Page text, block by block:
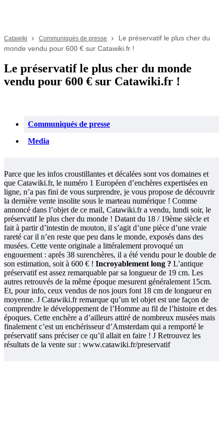
Catawiki Communiqués de presse
Le préservatif le plus cher du
monde vendu pour 600 € sur Catawiki.fr !
Le préservatif le plus cher du monde
vendu pour 600 € sur Catawiki.fr !
Communiqués de presse
Media
Parce que les infos croustillantes et décalées sont vos domaines et
que Catawiki.fr, le numéro 1 Européen d’enchères expertisées en
ligne, n’a pas fini de vous surprendre, je vous propose de découvrir
la dernière vente insolite sous le marteau numérique ! Comme
annoncé dans l’objet de ce mail, Catawiki.fr a vendu, lundi soir, le
préservatif le plus cher du monde ! Datant du 18 / 19ème siècle et
fait à partir d’intestin de mouton, il s’agit d’une pièce d’une vraie
rareté car il n’en reste que peu dans le monde, exposés dans des
musées. Cette vente originale a littéralement provoqué un
engouement : après 38 surenchères, il a été vendu pour le double de
son estimation, soit à 600 € ! Incroyablement long ? L’antique
préservatif est assez remarquable par sa longueur de 19 cm. Les
autres retrouvés de la même époque mesurent généralement 15cm.
Et, pour info, ceux vendus de nos jours font 18 cm de longueur en
moyenne. J Catawiki.fr remarque qu’un tel objet est une façon de
comprendre le développement de l’Homme au fil de l’histoire et des
époques. Cette enchère a d’ailleurs attiré de nombreux musées mais
finalement c’est un enchérisseur d’Amsterdam qui a remporté le
préservatif sans préciser ce qu’il allait en faire ! J Retrouvez les
résultats de la vente sur : www.catawiki.fr/preservatif